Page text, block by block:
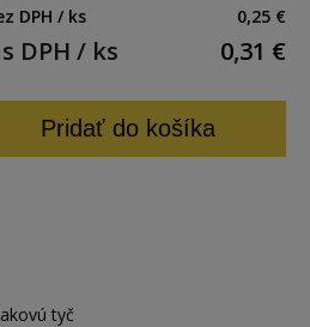
DPH / ks 0,25 €
DPH / ks 0,31 €
Pridať do košíka
tyč